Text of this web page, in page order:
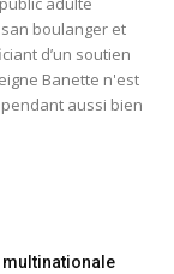
boulanger et
d’un soutien
Banette n'est
aussi bien